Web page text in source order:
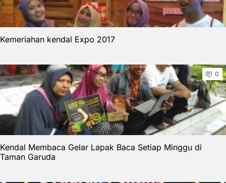
Kemeriahan kendal Expo 2017
0
Kendal Membaca Gelar Lapak Baca Setiap Minggu di
Taman Garuda